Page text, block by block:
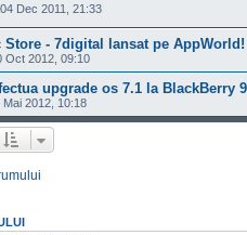
04 Dec 2011, 21:33
Store - 7digital lansat pe AppWorld!
Oct 2012, 09:10
upgrade os 7.1 la BlackBerry
Mai 2012, 10:18